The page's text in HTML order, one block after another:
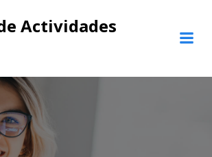
al
Actividades